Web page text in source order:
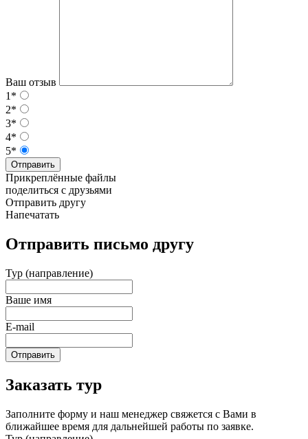
Ваш отзыв
1*
2*
3*
4*
5*
Отправить
Прикреплённые файлы
поделиться с друзьями
Отправить другу
Напечатать
Отправить письмо другу
Тур (направление)
Ваше имя
E-mail
Отправить
Заказать тур
Заполните форму и наш менеджер свяжется с Вами в
ближайшее время для дальнейшей работы по заявке.